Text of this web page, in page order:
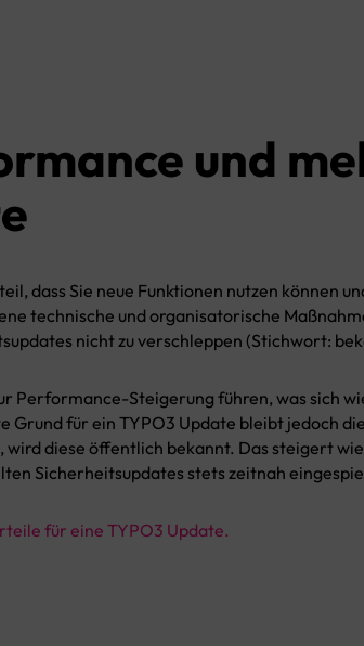
und
dass Sie neue Funktionen nutzen können
technische und organisatorische
nicht zu verschleppen (Stichwort:
Performance-Steigerung führen, was sich
für ein TYPO3 Update bleibt jedoch
diese öffentlich bekannt. Das steigert
Sicherheitsupdates stets zeitnah
für eine TYPO3 Update.